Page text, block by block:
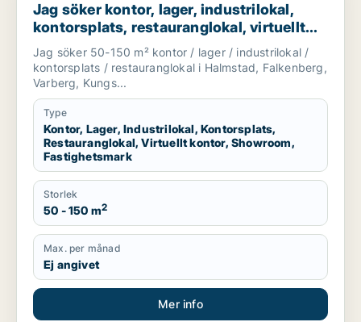
Jag söker kontor, lager, industrilokal,
kontorsplats, restauranglokal, virtuellt
kontor, showroom eller fastighetsmark
för uthyrning i Halmstad, Falkenberg eller
Varberg m.fl.
Jag söker 50-150 m² kontor / lager / industrilokal /
kontorsplats / restauranglokal i Halmstad, Falkenberg,
Varberg, Kungs...
Type
Kontor, Lager, Industrilokal, Kontorsplats,
Restauranglokal, Virtuellt kontor, Showroom,
Fastighetsmark
Storlek
50 - 150 m2
Max. per månad
Ej angivet
Mer info